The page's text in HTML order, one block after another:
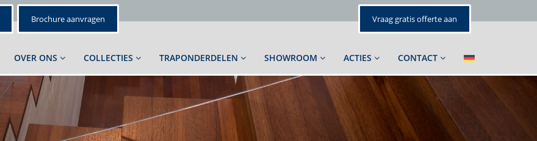
Brochure aanvragen Vraag gratis offerte aan
OVER ONS COLLECTIES TRAPONDERDELEN SHOWROOM ACTIES CONTACT